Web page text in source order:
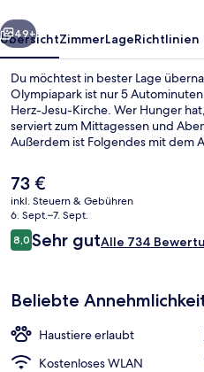
Weiter
49+
ÜbersichtZimmerLageRichtlinien
Du möchtest in bester Lage
Olympiapark ist nur 5
Herz-Jesu-Kirche. Wer Hunger
serviert zum Mittagessen und
Außerdem ist Folgendes mit dem
Reisende lieben das hilfsbereite
Verkehrsmittel sind nur einen
Straßenbahnhaltestelle
zur U-Bahnhof Gern 8 Minuten.
Der
aktuelle
Preis
beträgt
73 €.
73 €
inkl. Steuern & Gebühren
6. Sept.–7. Sept.
Bewertungen
8,08,0 von 10.
Sehr gutAlle 734
Beliebte
Haustiere erlaubt
Kostenloses WLAN